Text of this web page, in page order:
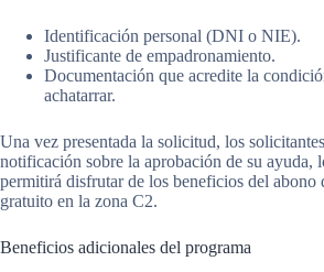
Identificación personal (DNI o NIE).
Justificante de empadronamiento.
Documentación que acredite la
achatarrar.
Una vez presentada la solicitud, los
notificación sobre la aprobación de su ayuda,
permitirá disfrutar de los beneficios del abono
gratuito en la zona C2.
Beneficios adicionales del programa